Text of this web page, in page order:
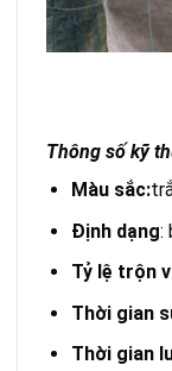
Thông số kỹ
Màu sắc:
Định dạng:
Tỷ lệ trộn
Thời gian
Thời gian